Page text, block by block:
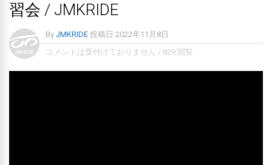
習会 / JMKRIDE
By JMKRIDE 投稿日 2022年11月8日
コメントは受付けておりません / 829 閲覧